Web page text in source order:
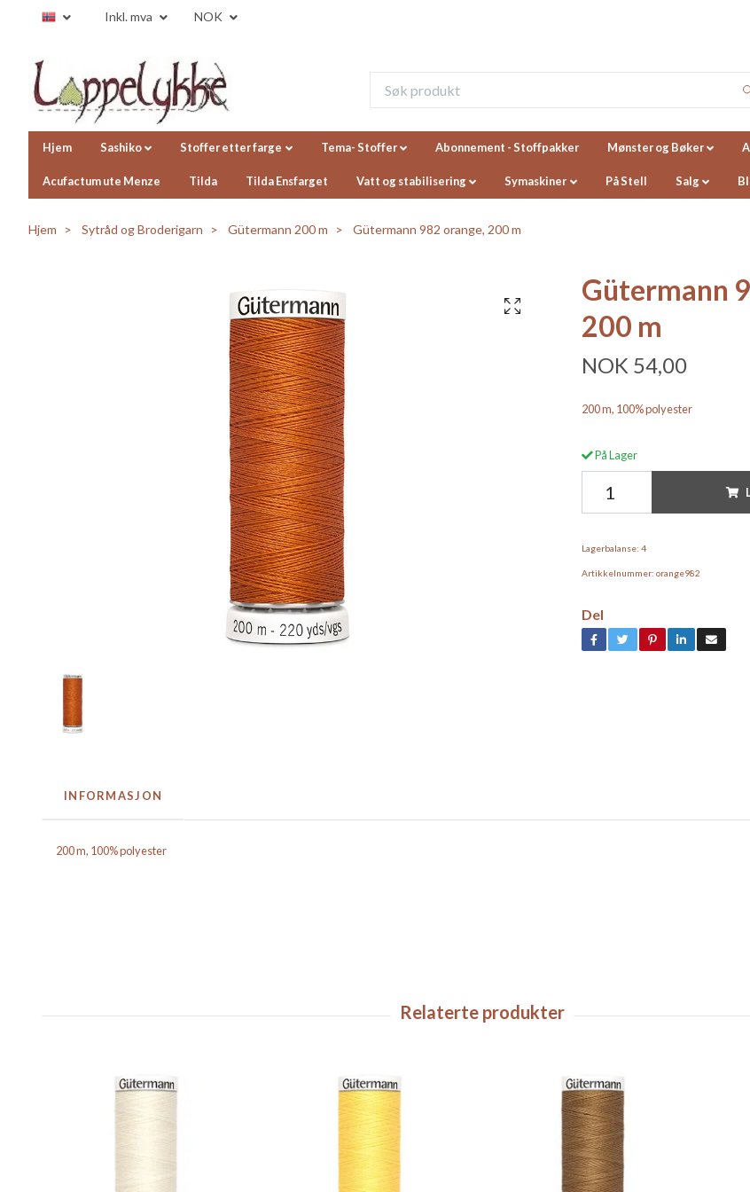
Inkl. mva NOK
Hjem Sashiko Stoffer etter farge Tema- Stoffer Abonnement - Stoffpakker Mønster og Bøker
Acufactum ute Menze Tilda Tilda Ensfarget Vatt og stabilisering Symaskiner På Stell Salg
Hjem Sytråd og Broderigarn Gütermann 200 m Gütermann 982 orange, 200 m
Gütermann
200 m
NOK 54,00
200 m, 100% polyester
På Lager
Lagerbalanse: 4
Artikkelnummer: orange982
Del
INFORMASJON
200 m, 100% polyester